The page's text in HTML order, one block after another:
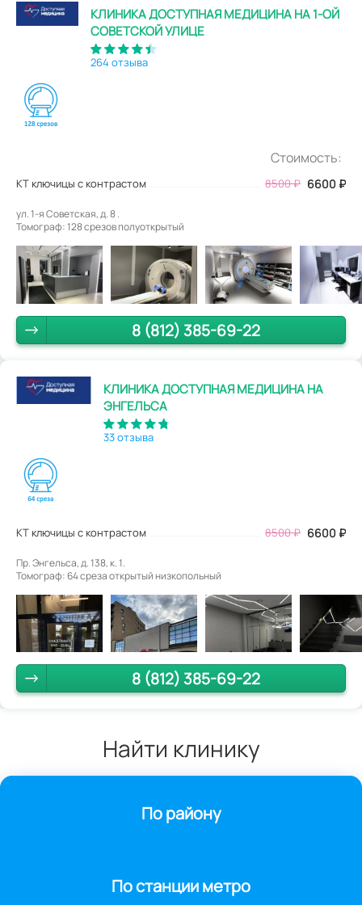
КЛИНИКА ДОСТУПНАЯ МЕДИЦИНА НА 1-ОЙ
СОВЕТСКОЙ УЛИЦЕ
264 отзыва
Стоимость:
КТ ключицы с контрастом 8500₽ 6600 ₽
ул. 1-я Советская, д. 8 .
Томограф: 128 срезов полуоткрытый
8 (812) 385-69-22
КЛИНИКА ДОСТУПНАЯ МЕДИЦИНА НА
ЭНГЕЛЬСА
33 отзыва
КТ ключицы с контрастом 8500₽ 6600 ₽
Пр. Энгельса, д. 138, к. 1.
Томограф: 64 среза открытый низкопольный
8 (812) 385-69-22
Найти клинику
По району
По станции метро